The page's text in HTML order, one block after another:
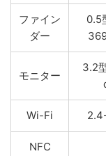
ファイン
ダー
0.5
モニター
3.2
Wi-Fi
NFC